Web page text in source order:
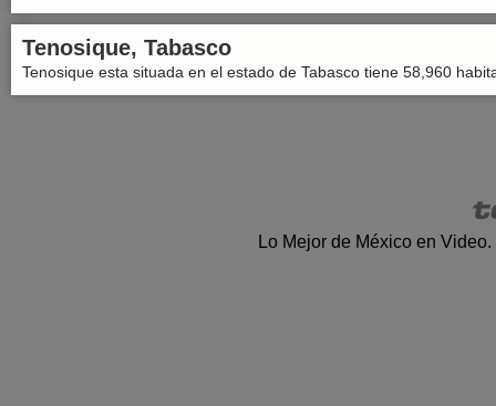
Tenosique, Tabasco
Tenosique esta situada en el estado de Tabasco tiene 58,960
Lo Mejor de México en